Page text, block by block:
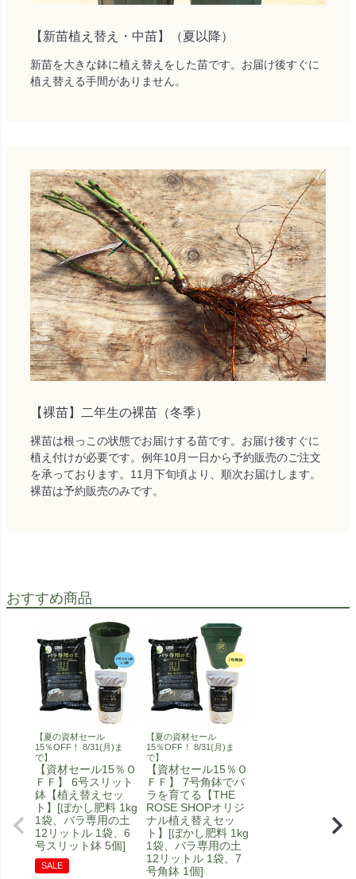
【新苗植え替え・中苗】（夏以降）
新苗を大きな鉢に植え替えをした苗です。お届け後すぐに
植え替える手間がありません。
【裸苗】二年生の裸苗（冬季）
裸苗は根っこの状態でお届けする苗です。お届け後すぐに
植え付けが必要です。例年10月一日から予約販売のご注文
を承っております。11月下旬頃より、順次お届けします。
裸苗は予約販売のみです。
おすすめ商品
【夏の資材セール
15％OFF！ 8/31(月)ま
で】
【資材セール15％Ｏ
ＦＦ】 6号スリット
鉢【植え替えセッ
ト】[ぼかし肥料 1kg
1袋、バラ専用の土
12リットル 1袋、6
号スリット鉢 5個]
SALE
【夏の資材セール
15％OFF！ 8/31(月)ま
で】
【資材セール15％Ｏ
ＦＦ】 7号角鉢でバ
ラを育てる【THE
ROSE SHOPオリジ
ナル植え替えセッ
ト】[ぼかし肥料 1kg
1袋、バラ専用の土
12リットル 1袋、7
号角鉢 1個]